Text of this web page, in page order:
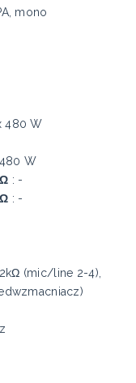
mono
480 W
W
: -
: -
(mic/line 2-4),